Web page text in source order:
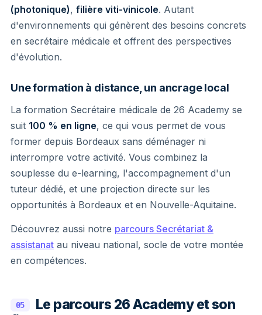
(photonique), filière viti-vinicole. Autant
d'environnements qui génèrent des besoins concrets
en secrétaire médicale et offrent des perspectives
d'évolution.
Une formation à distance, un ancrage local
La formation Secrétaire médicale de 26 Academy se
suit 100 % en ligne, ce qui vous permet de vous
former depuis Bordeaux sans déménager ni
interrompre votre activité. Vous combinez la
souplesse du e-learning, l'accompagnement d'un
tuteur dédié, et une projection directe sur les
opportunités à Bordeaux et en Nouvelle-Aquitaine.
Découvrez aussi notre parcours Secrétariat &
assistanat au niveau national, socle de votre montée
en compétences.
05
Le parcours 26 Academy et son